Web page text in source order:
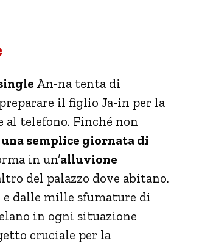
An-na tenta di
il figlio Ja-in per la
al telefono. Finché non
una semplice giornata di
in un’alluvione
del palazzo dove abitano.
e dalle mille sfumature di
in ogni situazione
cruciale per la